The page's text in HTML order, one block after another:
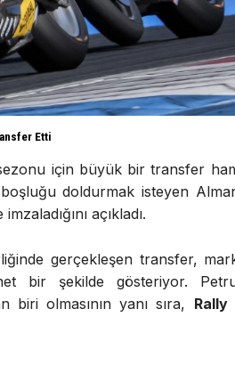
Etti
için büyük bir transfer
boşluğu doldurmak isteyen
açıkladı.
gerçekleşen transfer,
bir şekilde gösteriyor.
biri olmasının yanı sıra, Rally